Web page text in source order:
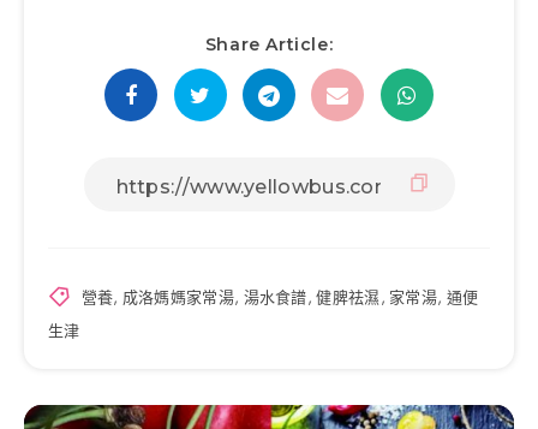
Share Article:
營養, 成洛媽媽家常湯, 湯水食譜,健脾祛濕, 家常湯, 通便
生津